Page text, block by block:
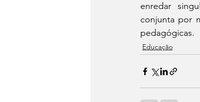
enredar
conjunta por
pedagógicas.
Educação